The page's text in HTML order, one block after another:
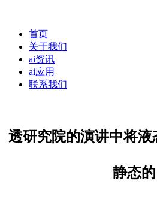
首页
关于我们
ai资讯
ai应用
联系我们
透研究院的演讲中将液
静态的